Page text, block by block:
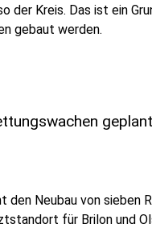
der Kreis. Das ist ein
gebaut werden.
geplant
den Neubau von sieben
für Brilon und